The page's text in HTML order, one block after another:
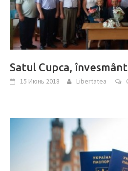
Satul Cupca,
15 Июнь 2018 Libertatea